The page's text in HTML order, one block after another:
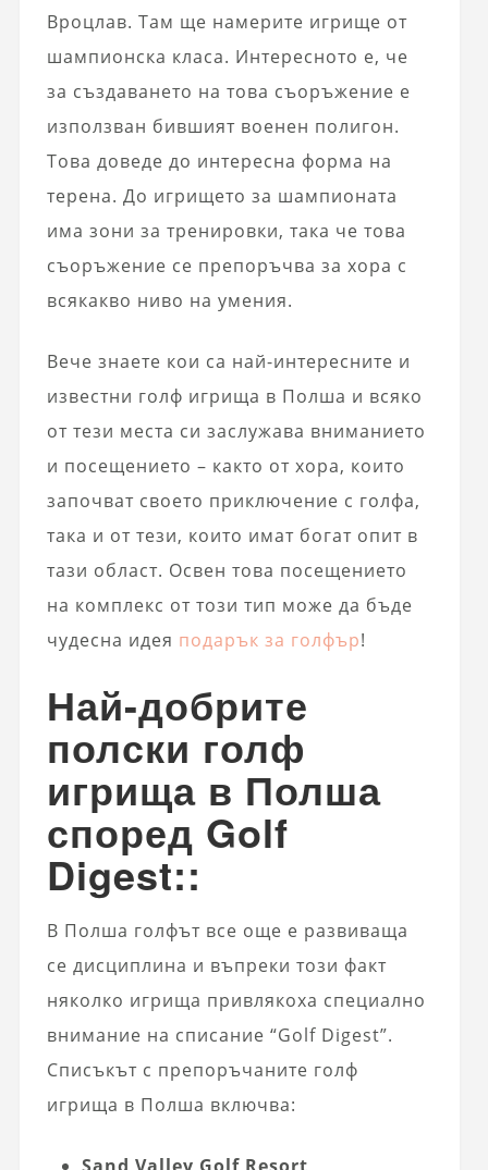
Вроцлав. Там ще намерите игрище от
шампионска класа. Интересното е, че
за създаването на това съоръжение е
използван бившият военен полигон.
Това доведе до интересна форма на
терена. До игрището за шампионата
има зони за тренировки, така че това
съоръжение се препоръчва за хора с
всякакво ниво на умения.
Вече знаете кои са най-интересните и
известни голф игрища в Полша и всяко
от тези места си заслужава вниманието
и посещението – както от хора, които
започват своето приключение с голфа,
така и от тези, които имат богат опит в
тази област. Освен това посещението
на комплекс от този тип може да бъде
чудесна идея подарък за голфър!
Най-добрите
полски голф
игрища в Полша
според Golf
Digest::
В Полша голфът все още е развиваща
се дисциплина и въпреки този факт
няколко игрища привлякоха специално
внимание на списание “Golf Digest”.
Списъкът с препоръчаните голф
игрища в Полша включва:
Sand Valley Golf Resort